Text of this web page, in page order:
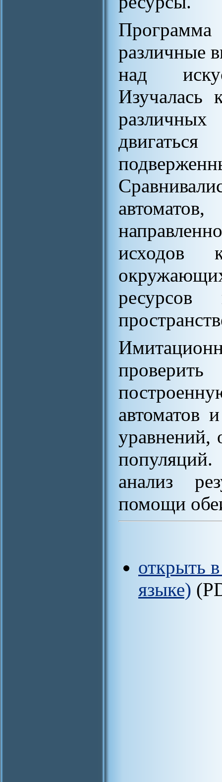
различные
над
Изучалась
исходов
автоматов
уравнений,
анализ
помощи
открыть
языке)